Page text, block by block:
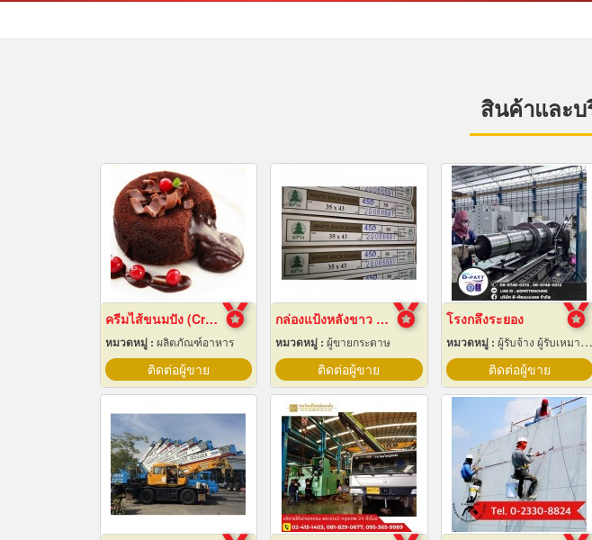
สินค้าและ
ครีมไส้ขนมปัง (Cream fillings for bread)
หมวดหมู่ : ผลิตภัณฑ์อาหาร
ติดต่อผู้ขาย
กล่องแป้งหลังขาว บางเลนเกรดA(BL-Aหลังขาว)
หมวดหมู่ : ผู้ขายกระดาษ
ติดต่อผู้ขาย
โรงกลึงระยอง
หมวดหมู่ : ผู้รับจ้าง ผู้รับเหมากลึง
ติดต่อผู้ขาย